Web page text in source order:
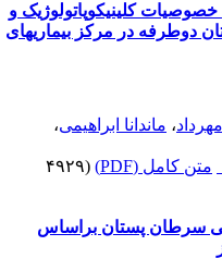
کلینیکوپاتولوژیک و
دوطرفه در مرکز بیماریهای
،ماندانا ابراهیمی،
متن کامل (PDF)
(۴۹۲۹
سرطان پستان براساس